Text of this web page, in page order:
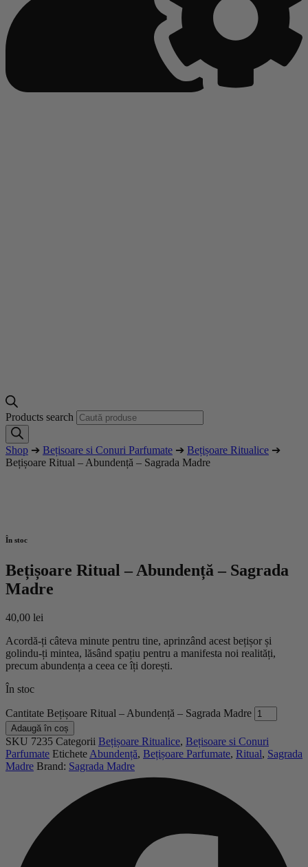
Products search
Shop ➔ Bețisoare si Conuri Parfumate ➔ Bețișoare Ritualice ➔
Bețișoare Ritual – Abundență – Sagrada Madre
În stoc
Bețișoare Ritual – Abundență – Sagrada
Madre
40,00 lei
Acordă-ți câteva minute pentru tine, aprinzând acest bețișor și
golindu-ți mintea, lăsând spațiu pentru a manifesta noi realități,
precum abundența a ceea ce îți dorești.
În stoc
Cantitate Bețișoare Ritual – Abundență – Sagrada Madre
Adaugă în coș
SKU 7235 Categorii Bețișoare Ritualice, Bețisoare si Conuri
Parfumate EticheteAbundență, Bețișoare Parfumate, Ritual, Sagrada
Madre Brand: Sagrada Madre